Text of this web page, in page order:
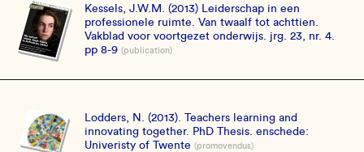
Kessels, J.W.M. (2013) Leiderschap in een
professionele ruimte. Van twaalf tot achttien.
Vakblad voor voortgezet onderwijs. jrg. 23, nr. 4.
pp 8-9 (publication)
Lodders, N. (2013). Teachers learning and
innovating together. PhD Thesis. enschede:
Univeristy of Twente (promovendus)